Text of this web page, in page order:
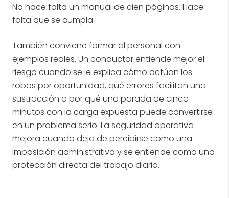
No hace falta un manual de cien páginas. Hace
falta que se cumpla.
También conviene formar al personal con
ejemplos reales. Un conductor entiende mejor el
riesgo cuando se le explica cómo actúan los
robos por oportunidad, qué errores facilitan una
sustracción o por qué una parada de cinco
minutos con la carga expuesta puede convertirse
en un problema serio. La seguridad operativa
mejora cuando deja de percibirse como una
imposición administrativa y se entiende como una
protección directa del trabajo diario.